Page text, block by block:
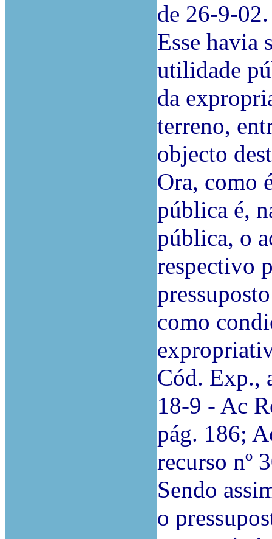
de 26-9-02.
Esse havia
utilidade
da
terreno,
objecto
Ora, como
pública é,
pública, o
respectivo
como
Cód. Exp.,
18-9 - Ac
pág. 186;
recurso nº
Sendo
o